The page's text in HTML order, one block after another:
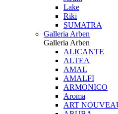
Lake
Riki
SUMATRA
Galleria Arben
Galleria Arben
ALICANTE
ALTEA
AMAL
AMALFI
ARMONICO
Aroma
ART